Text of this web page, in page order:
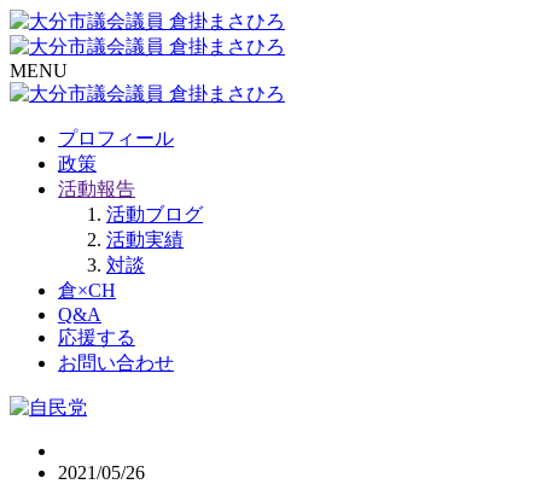
MENU
プロフィール
政策
活動報告
活動ブログ
活動実績
対談
倉×CH
Q&A
応援する
お問い合わせ
2021/05/26